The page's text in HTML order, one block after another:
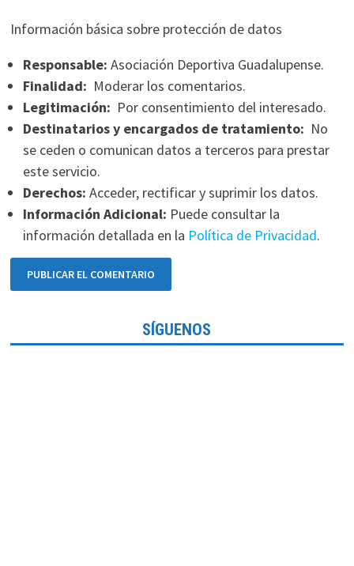
Información básica sobre protección de datos
Responsable: Asociación Deportiva Guadalupense.
Finalidad: Moderar los comentarios.
Legitimación: Por consentimiento del interesado.
Destinatarios y encargados de tratamiento: No
se ceden o comunican datos a terceros para prestar
este servicio.
Derechos: Acceder, rectificar y suprimir los datos.
Información Adicional: Puede consultar la
información detallada en la Política de Privacidad.
SÍGUENOS